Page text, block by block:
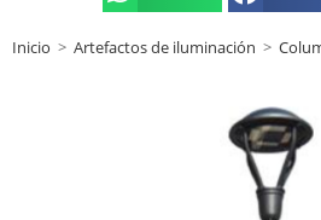
Inicio > Artefactos de iluminación >